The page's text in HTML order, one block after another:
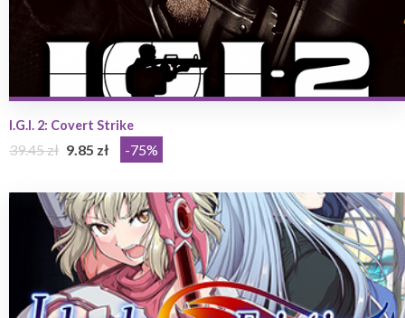
I.G.I. 2: Covert Strike
39.45 zł 9.85 zł -75%